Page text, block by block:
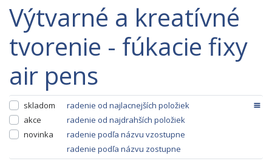
výtvarné a kreatívné
tvorenie - fúkacie fixy
air pens
skladom
akce
novinka
radenie od najlacnejších položiek
radenie od najdrahších položiek
radenie podľa názvu vzostupne
radenie podľa názvu zostupne